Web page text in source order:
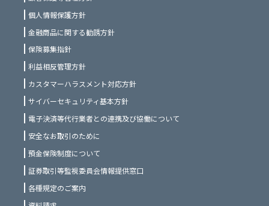
個人情報保護方針
金融商品に関する勧誘方針
保険募集指針
利益相反管理方針
カスタマーハラスメント対応方針
サイバーセキュリティ基本方針
電子決済等代行業者との連携及び協働について
安全なお取引のために
預金保険制度について
証券取引等監視委員会情報提供窓口
各種規定のご案内